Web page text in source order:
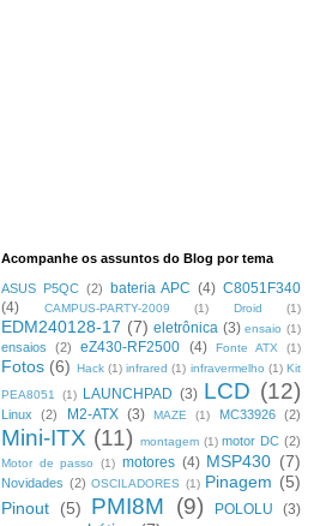
Acompanhe os assuntos do Blog por tema
ASUS P5QC (2) bateria APC (4) C8051F340
(4)
CAMPUS-PARTY-2009 (1) Droid (1)
EDM240128-17 (7) eletrônica (3) ensaio (1)
ensaios (2) eZ430-RF2500 (4) Fonte ATX (1)
Fotos (6) Hack (1) infrared (1) infravermelho (1) Kit
PEA8051
(1) LAUNCHPAD (3) LCD (12)
Linux (2) M2-ATX (3) MAZE (1) MC33926 (2)
Mini-ITX (11) montagem (1) motor DC (2)
Motor de passo (1) motores (4) MSP430 (7)
Novidades (2) OSCILADORES (1) Pinagem (5)
Pinout
(5) PMI8M (9) POLOLU (3)